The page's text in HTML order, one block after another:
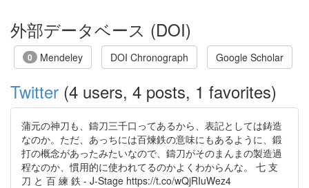
外部データベース (DOI)
0 Mendeley DOI Chronograph Google Scholar
Twitter (4 users, 4 posts, 1 favorites)
蒲元の神刀も、鑄刀三千口ってあるから、表記としては鋳造
なのか。ただ、あっちには百煉鉄の意味にもあるように、鍛
打の概念があったみたいなので、鑄刀がそのまんまの製造過
程なのか、慣用的に使われてるのかよくわからんな。 七 支
刀 と 百 練 鉄 - J-Stage https://t.co/wQjRIuWez4